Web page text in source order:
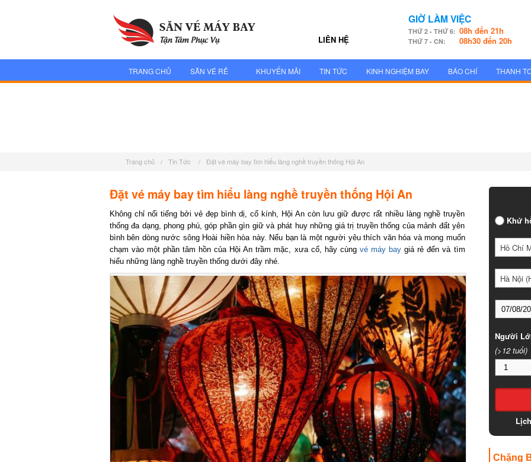
LIÊN HỆ
GIỜ LÀM VIỆC
THỨ 2 - THỨ 6: 08h đến 21h
THỨ 7 - CN: 08h30 đến 20h
TRANG CHỦ SĂN VÉ RẺ KHUYẾN MÃI TIN TỨC KINH NGHIỆM BAY BÁO CHÍ THANH
Trang chủ / Tin Tức / Đặt vé máy bay tìm hiểu làng nghề truyền thống Hội An
Đặt vé máy bay tìm hiểu làng nghề truyền thống Hội An
Không chỉ nổi tiếng bởi vẻ đẹp bình dị, cổ kính, Hội An còn lưu giữ được rất nhiều làng nghề truyền
thống đa dạng, phong phú, góp phần gìn giữ và phát huy những giá trị truyền thống của mảnh đất yên
bình bên dòng nước sông Hoài hiền hòa này. Nếu bạn là một người yêu thích văn hóa và mong muốn
chạm vào một phần tâm hồn của Hội An trầm mặc, xưa cổ, hãy cùng vé máy bay giá rẻ đến và tìm
hiểu những làng nghề truyền thống dưới đây nhé.
Khứ
Hồ Chí
Hà Nội
Người
(>12 tuổi)
Chặng